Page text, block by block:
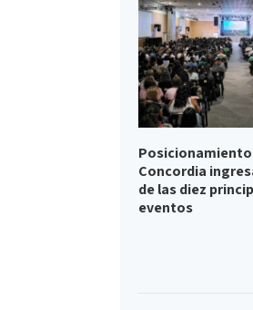
Concordia
de las diez
eventos